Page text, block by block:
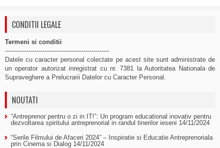
CONDITII LEGALE
Termeni si conditii
-----------------------------------------------------
Datele cu caracter personal colectate pe acest site sunt administrate de
un operator autorizat inregistrat cu nr. 7381 la Autoritatea Nationala de
Supraveghere a Prelucrarii Datelor cu Caracter Personal.
NOUTATI
“Antreprenor pentru o zi in IT!”: Un program educational inovativ pentru
dezvoltarea spiritului antreprenorial in randul tinerilor ieseni 14/11/2024
“Serile Filmului de Afaceri 2024” – Inspiratie si Educatie Antreprenoriala
prin Cinema si Dialog 14/11/2024